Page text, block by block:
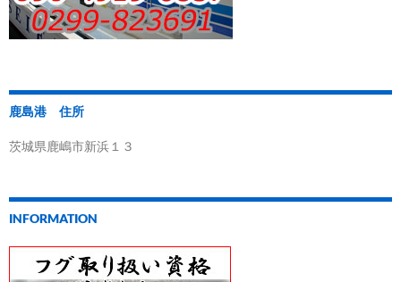
鹿島港 住所
茨城県鹿嶋市新浜１３
INFORMATION